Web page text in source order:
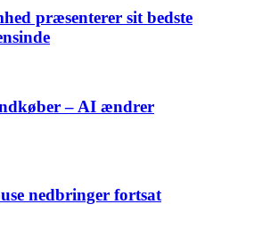
præsenterer sit bedste
– AI ændrer
nedbringer fortsat